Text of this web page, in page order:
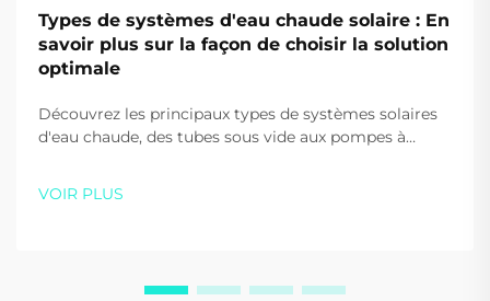
Types de systèmes d'eau chaude solaire : En
savoir plus sur la façon de choisir la solution
optimale
Découvrez les principaux types de systèmes solaires
d'eau chaude, des tubes sous vide aux pompes à
d'experts dès aujourd'hui.
VOIR PLUS